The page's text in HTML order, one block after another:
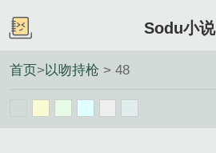
Sodu小说
首页> 以吻持枪 > 48